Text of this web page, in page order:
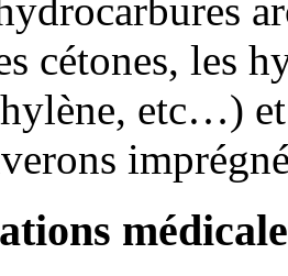
cétones, les
etc…) et